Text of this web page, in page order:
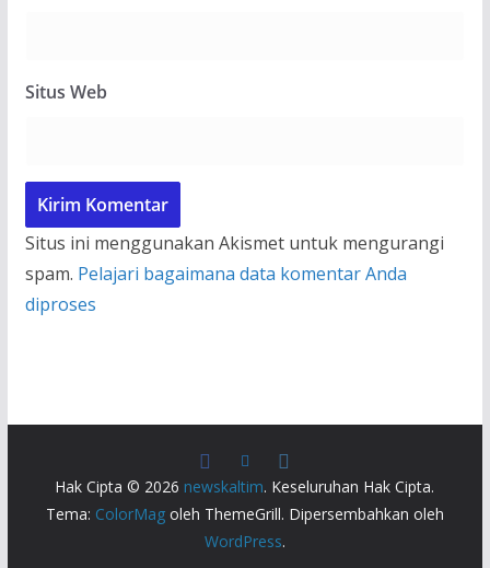
Situs Web
Situs ini menggunakan Akismet untuk mengurangi
spam. Pelajari bagaimana data komentar Anda
diproses
Hak Cipta © 2026 newskaltim. Keseluruhan Hak Cipta.
Tema: ColorMagoleh ThemeGrill. Dipersembahkan oleh
WordPress.